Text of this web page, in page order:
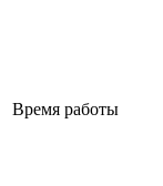
Время работы